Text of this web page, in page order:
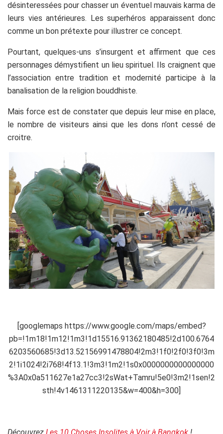
désinteressées pour chasser un éventuel mauvais karma de
leurs vies antérieures. Les superhéros apparaissent donc
comme un bon prétexte pour illustrer ce concept.
Pourtant, quelques-uns s’insurgent et affirment que ces
personnages démystifient un lieu spirituel. Ils craignent que
l’association entre tradition et modernité participe à la
banalisation de la religion bouddhiste.
Mais force est de constater que depuis leur mise en place,
le nombre de visiteurs ainsi que les dons n’ont cessé de
croitre.
[googlemaps https://www.google.com/maps/embed?
pb=!1m18!1m12!1m3!1d15516.91362180485!2d100.6764
6203560685!3d13.52156991478804!2m3!1f0!2f0!3f0!3m
2!1i1024!2i768!4f13.1!3m3!1m2!1s0x0000000000000000
%3A0x0a511627e1a27cc3!2sWat+Tamru!5e0!3m2!1sen!2
sth!4v1461311220135&w=400&h=300]